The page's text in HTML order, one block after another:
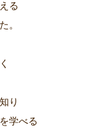
る
。
り
学べる